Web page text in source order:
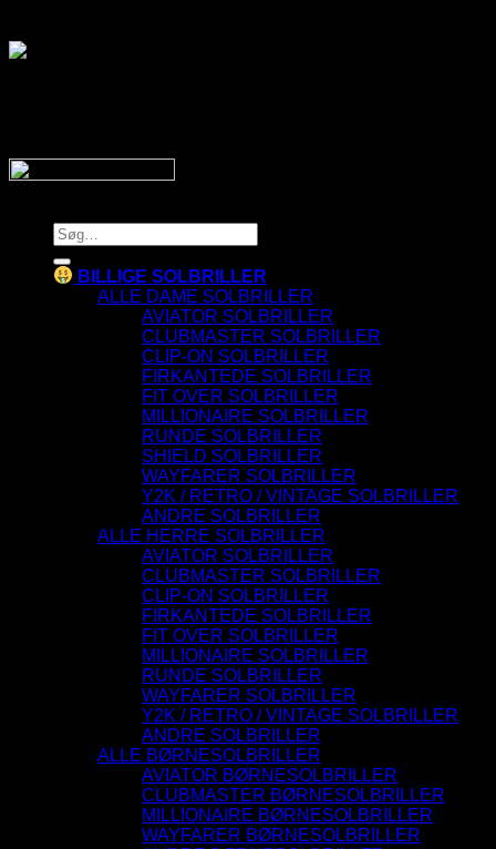
Søg
efter:
BILLIGE SOLBRILLER
ALLE DAME SOLBRILLER
AVIATOR SOLBRILLER
CLUBMASTER SOLBRILLER
CLIP-ON SOLBRILLER
FIRKANTEDE SOLBRILLER
FIT OVER SOLBRILLER
MILLIONAIRE SOLBRILLER
RUNDE SOLBRILLER
SHIELD SOLBRILLER
WAYFARER SOLBRILLER
Y2K / RETRO / VINTAGE SOLBRILLER
ANDRE SOLBRILLER
ALLE HERRE SOLBRILLER
AVIATOR SOLBRILLER
CLUBMASTER SOLBRILLER
CLIP-ON SOLBRILLER
FIRKANTEDE SOLBRILLER
FIT OVER SOLBRILLER
MILLIONAIRE SOLBRILLER
RUNDE SOLBRILLER
WAYFARER SOLBRILLER
Y2K / RETRO / VINTAGE SOLBRILLER
ANDRE SOLBRILLER
ALLE BØRNESOLBRILLER
AVIATOR BØRNESOLBRILLER
CLUBMASTER BØRNESOLBRILLER
MILLIONAIRE BØRNESOLBRILLER
WAYFARER BØRNESOLBRILLER